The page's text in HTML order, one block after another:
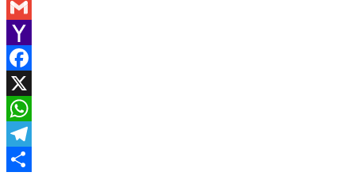
Gmail
Yahoo
Mail
Facebook
X
WhatsApp
Telegram